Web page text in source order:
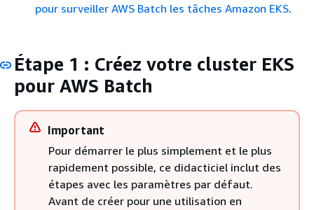
pour surveiller AWS Batch les tâches Amazon EKS.
Étape 1 : Créez votre cluster EKS
pour AWS Batch
Important
Pour démarrer le plus simplement et le plus
rapidement possible, ce didacticiel inclut des
étapes avec les paramètres par défaut.
Avant de créer pour une utilisation en